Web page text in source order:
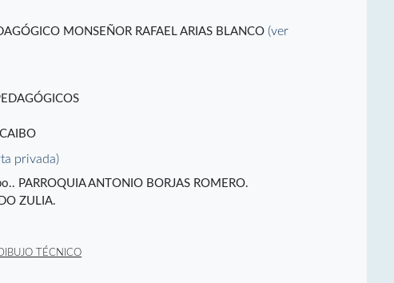
MONSEÑOR RAFAEL ARIAS BLANCO(ver
privada)
PARROQUIA ANTONIO BORJAS ROMERO.
ZULIA.
TÉCNICO